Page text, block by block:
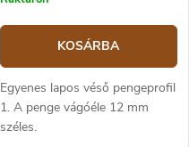
KOSÁRBA
Egyenes lapos véső pengeprofil
1. A penge vágóéle 12 mm
széles.